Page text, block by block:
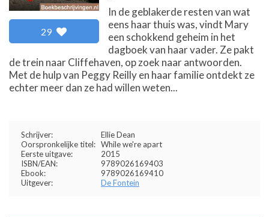
29
In de geblakerde resten van wat
eens haar thuis was, vindt Mary
een schokkend geheim in het
dagboek van haar vader. Ze pakt
de trein naar Cliffehaven, op zoek naar antwoorden.
Met de hulp van Peggy Reilly en haar familie ontdekt ze
echter meer dan ze had willen weten...
Schrijver:
Ellie Dean
Oorspronkelijke titel: While we're apart
Eerste uitgave:
2015
ISBN/EAN:
9789026169403
Ebook:
9789026169410
Uitgever:
De Fontein